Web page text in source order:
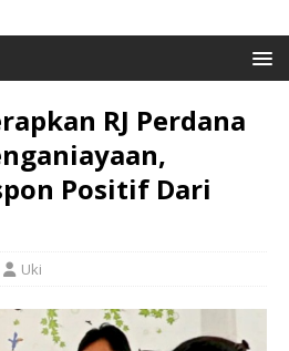
RJ Perdana
Positif Dari
Uki